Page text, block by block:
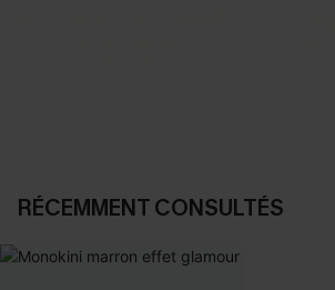
RÉCEMMENT CONSULTÉS